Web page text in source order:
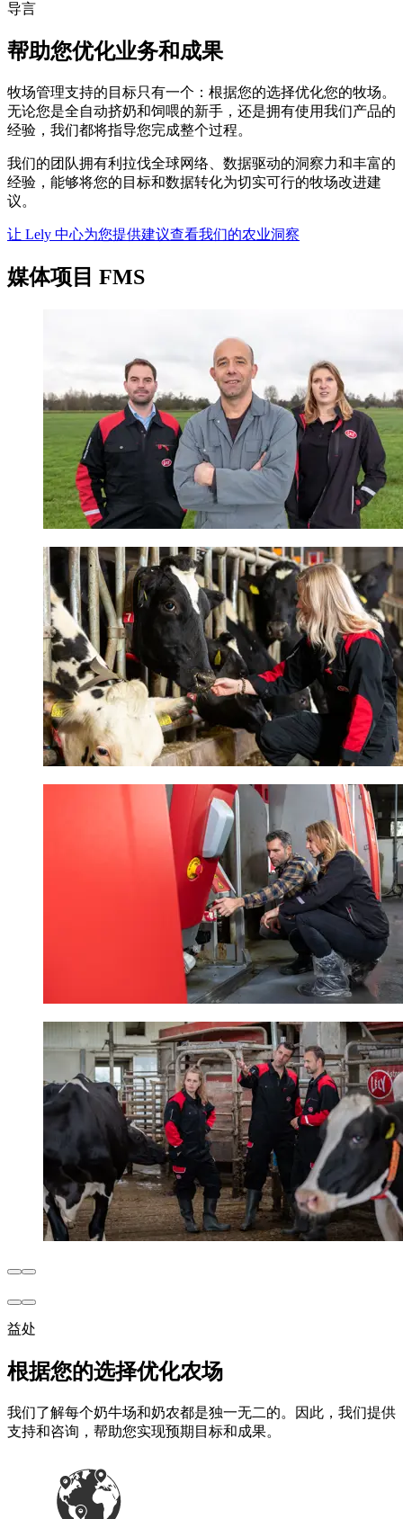
导言
帮助您优化业务和成果
牧场管理支持的目标只有一个：根据您的选择优化您的牧场。
无论您是全自动挤奶和饲喂的新手，还是拥有使用我们产品的
经验，我们都将指导您完成整个过程。
我们的团队拥有利拉伐全球网络、数据驱动的洞察力和丰富的
经验，能够将您的目标和数据转化为切实可行的牧场改进建
议。
让 Lely 中心为您提供建议查看我们的农业洞察
媒体项目 FMS
益处
根据您的选择优化农场
我们了解每个奶牛场和奶农都是独一无二的。因此，我们提供
支持和咨询，帮助您实现预期目标和成果。